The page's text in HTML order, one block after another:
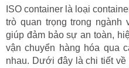
ISO container là loại
trò quan trọng trong ngành
giúp đảm bảo sự an toàn,
vận chuyển hàng hóa qua
nhau. Dưới đây là chi tiết